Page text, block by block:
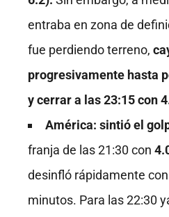
entraba en zona de
fue perdiendo terreno,
progresivamente hasta
y cerrar a las 23:15 con
América: sintió el
franja de las 21:30 con
desinfló rápidamente
minutos. Para las 22:30